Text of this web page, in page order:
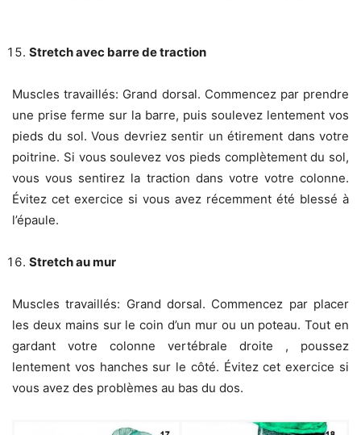
Stretch avec barre de traction
Muscles travaillés: Grand dorsal. Commencez par prendre
une prise ferme sur la barre, puis soulevez lentement vos
pieds du sol. Vous devriez sentir un étirement dans votre
poitrine. Si vous soulevez vos pieds complètement du sol,
vous vous sentirez la traction dans votre votre colonne.
Évitez cet exercice si vous avez récemment été blessé à
l’épaule.
Stretch au mur
Muscles travaillés: Grand dorsal. Commencez par placer
les deux mains sur le coin d’un mur ou un poteau. Tout en
gardant votre colonne vertébrale droite , poussez
lentement vos hanches sur le côté. Évitez cet exercice si
vous avez des problèmes au bas du dos.